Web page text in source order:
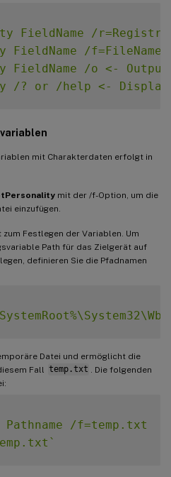
FieldName /
FieldName /f=FileName
FieldName /o <-
/? or /help <-
mit Charakterdaten erfolgt in
mit der /f-Option, um die
einzufügen.
Festlegen der Variablen. Um
Path für das Zielgerät auf
definieren Sie die Pfadnamen
Datei und ermöglicht die
Fall temp.txt
. Die folgenden
/f=temp.txt
`